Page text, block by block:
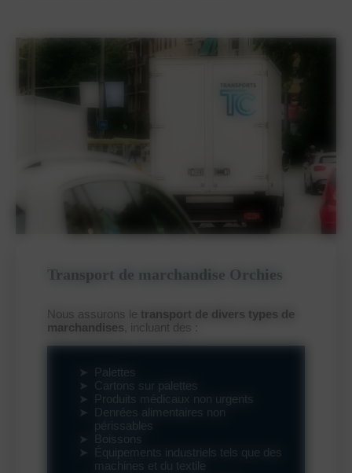
Transport de marchandise Orchies
Nous assurons le transport de divers types de
marchandises
, incluant des :
Palettes
Cartons sur palettes
Produits médicaux non urgents
périssables
Équipements industriels tels que des
machines et du textile